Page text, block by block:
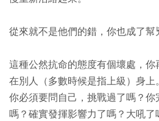
從來就不是他們的錯，你也成了幫
這種公然抗命的態度有個壞處，
在別人（多數時候是指上級）身上
你必須要問自己，挑戰過了嗎？你
嗎？確實發揮影響力了嗎？大吼了